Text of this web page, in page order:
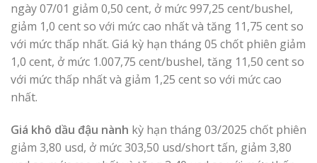
ngày 07/01 giảm 0,50 cent, ở mức 997,25 cent/bushel,
giảm 1,0 cent so với mức cao nhất và tăng 11,75 cent so
với mức thấp nhất. Giá kỳ hạn tháng 05 chốt phiên giảm
1,0 cent, ở mức 1.007,75 cent/bushel, tăng 11,50 cent so
với mức thấp nhất và giảm 1,25 cent so với mức cao
nhất.
Giá khô dầu đậu nành kỳ hạn tháng 03/2025 chốt phiên
giảm 3,80 usd, ở mức 303,50 usd/short tấn, giảm 3,80